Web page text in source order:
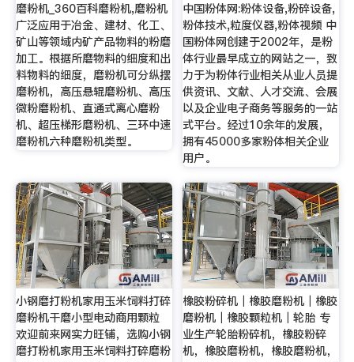
磨粉机_360百科磨粉机,磨粉机
广泛应用于冶金、建材、化工、
矿山等领域内矿产品物料的粉磨
加工。根据所磨物料的细度和出
料物料的细度，磨粉机可分纵摆
磨粉机，高压悬辊磨粉机、高压
微粉磨粉机、直通式离心磨粉
机、超压梯形磨粉机、三环中速
磨粉机六种磨粉机类型。
中国粉体网:粉体设备,粉碎设备,
粉体技术,粒度仪器,粉体视频 中
国粉体网创建于2002年，是粉
体行业最早成立的网站之一，致
力于为粉体行业相关从业人员提
供资讯、文献、人才交流、会展
以及企业电子商务等服务的一站
式平台。经过10余年的发展，
拥有45000多家粉体相关企业
用户。
小钢磨打粉机家用玉米饲料打碎
磨粉机干磨小型电动商用颗粒
欢迎前来网实力旺铺，选购小钢
磨打粉机家用玉米饲料打碎磨粉
橡胶粉碎机｜橡胶磨粉机｜橡胶
磨粉机｜橡胶颗粒机｜轮胎 专
业生产轮胎粉碎机，橡胶粉碎
机，橡胶磨粉机，橡胶磨粉机，